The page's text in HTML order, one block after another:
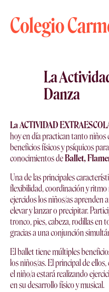
Colegio
La
Danza
La ACTIVIDAD
hoy en día practican tanto
beneficios físicos y psíquicos
conocimientos deBallet,
Una de las principales
flexibilidad, coordinación y ritmo
ejercidos los niños/as aprenden
elevar y lanzar o precipitar.
tronco, pies, cabeza, rodillas en
gracias a una conjunción
El ballet tiene múltiples
los niños/as. El principal de
el niño/a estará realizando
en su desarrollo físico y musical.